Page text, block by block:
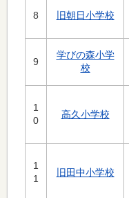
8 旧朝日小学校
9
学びの森小学
校
1
0
高久小学校
1
1
旧田中小学校